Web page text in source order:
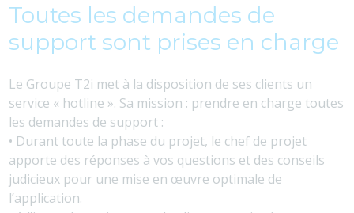
Toutes les demandes de
support sont prises en charge
Le Groupe T2i met à la disposition de ses clients un
service « hotline ». Sa mission : prendre en charge toutes
les demandes de support :
• Durant toute la phase du projet, le chef de projet
apporte des réponses à vos questions et des conseils
judicieux pour une mise en œuvre optimale de
l’application.